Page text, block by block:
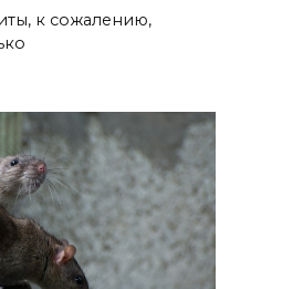
к сожалению,